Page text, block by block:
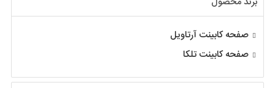
صفحه کابینت آرتاویل
صفحه کابینت تلکا